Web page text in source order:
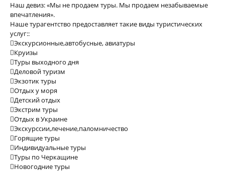
Наш девиз: «Мы не продаем туры. Мы продаем незабываемые
впечатления».
Наше турагентство предоставляет такие виды туристических
услуг::
Экскурсионные,автобусные, авиатуры
Круизы
Туры выходного дня
Деловой туризм
Экзотик туры
Отдых у моря
Детский отдых
Экстрим туры
Отдых в Украине
Экскурссии,лечение,паломничество
Горящие туры
Индивидуальные туры
Туры по Черкащине
Новогодние туры